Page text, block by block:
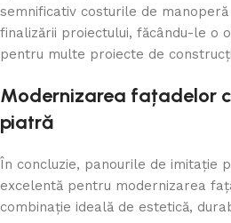
semnificativ costurile de
finalizării proiectului, făcându-le o
pentru multe proiecte de
Modernizarea fațadelor
piatră
În concluzie, panourile de imitație
excelentă pentru modernizarea
combinație ideală de estetică,